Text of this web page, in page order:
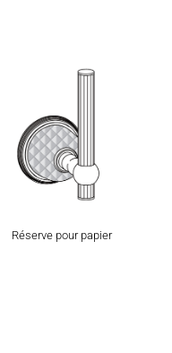
Réserve pour papier